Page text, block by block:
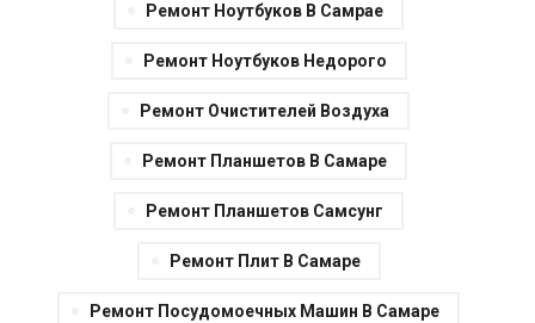
Ремонт Ноутбуков В Самрае
Ремонт Ноутбуков Недорого
Ремонт Очистителей Воздуха
Ремонт Планшетов В Самаре
Ремонт Планшетов Самсунг
Ремонт Плит В Самаре
Ремонт Посудомоечных Машин В Самаре